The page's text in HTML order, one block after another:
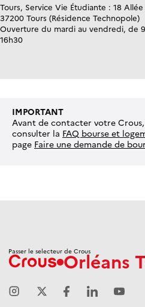
Tours, Service Vie Étudiante : 18
37200 Tours (Résidence Technopole)
Ouverture du mardi au vendredi, de
16h30
IMPORTANT
Avant de contacter votre Crous,
consulter la FAQ bourse et
page Faire une demande de
Passer le selecteur de CrousOrléans
Marseille